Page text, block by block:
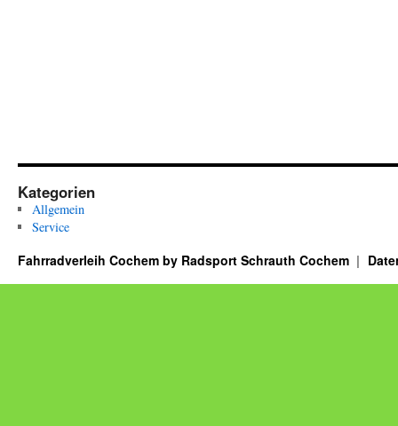
Kategorien
Allgemein
Service
Fahrradverleih Cochem by Radsport Schrauth Cochem